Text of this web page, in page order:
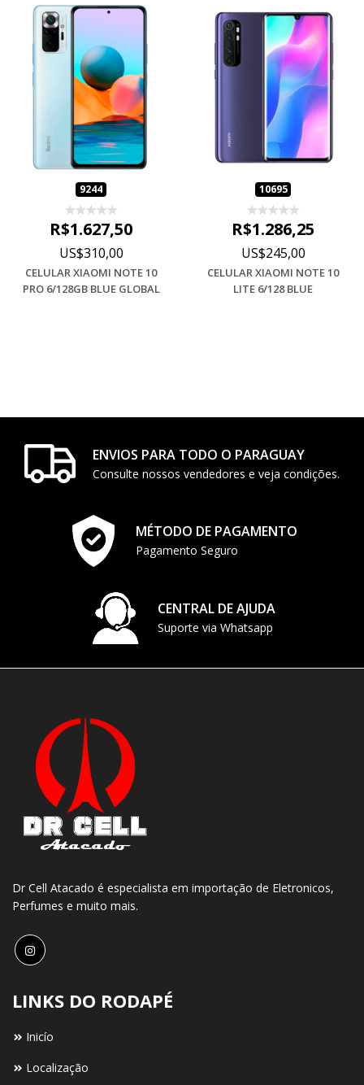
9244
R$1.627,50
US$310,00
CELULAR XIAOMI NOTE 10
PRO 6/128GB BLUE GLOBAL
10695
R$1.286,25
US$245,00
CELULAR XIAOMI NOTE 10
LITE 6/128 BLUE
ENVIOS PARA TODO O PARAGUAY
Consulte nossos vendedores e veja condições.
MÉTODO DE PAGAMENTO
Pagamento Seguro
CENTRAL DE AJUDA
Suporte via Whatsapp
Dr Cell Atacado é especialista em importação de Eletronicos,
Perfumes e muito mais.
LINKS DO RODAPÉ
Inicío
Localização